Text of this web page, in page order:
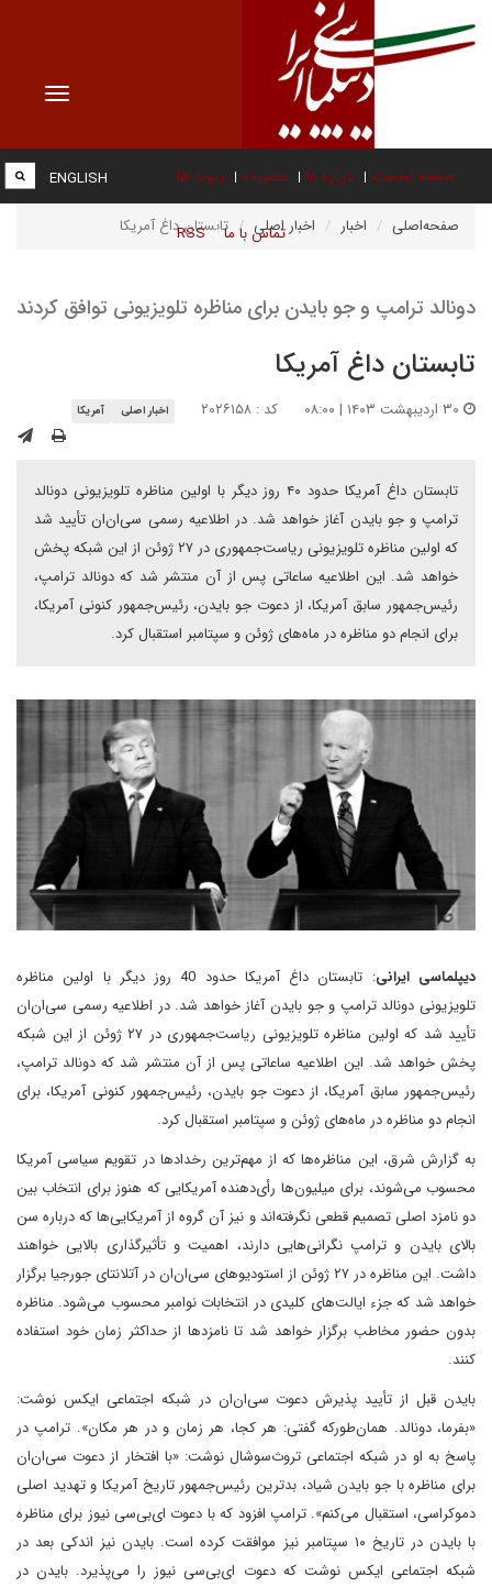
Toggle
صفحه نخست درباره ما عضویت پیوند ها
تماس با ما RSS
ENGLISH
صفحه‌اصلی اخبار اخبار اصلی تابستان داغ آمریکا
دونالد ترامپ و جو بایدن برای مناظره تلویزیونی توافق کردند
تابستان داغ آمریکا
کد : ۲۰۲۶۱۵۸ اخبار اصلی آمریکا
تابستان داغ آمریکا حدود ۴۰ روز دیگر با اولین مناظره تلویزیونی دونالد
ترامپ و جو بایدن آغاز خواهد شد. در اطلاعیه رسمی سی‌ان‌ان تأیید شد
که اولین مناظره تلویزیونی ریاست‌جمهوری در ۲۷ ژوئن از این شبکه پخش
خواهد شد. این اطلاعیه ساعاتی پس از آن منتشر شد که دونالد ترامپ،
رئیس‌جمهور سابق آمریکا، از دعوت جو بایدن، رئیس‌جمهور کنونی آمریکا،
برای انجام دو مناظره در ماه‌های ژوئن و سپتامبر استقبال کرد.
دیپلماسی ایرانی
: تابستان داغ آمریکا حدود 40 روز دیگر با اولین مناظره
تلویزیونی دونالد ترامپ و جو بایدن آغاز خواهد شد. در اطلاعیه رسمی سی‌ان‌ان
تأیید شد که اولین مناظره تلویزیونی ریاست‌جمهوری در ۲۷ ژوئن از این شبکه
پخش خواهد شد. این اطلاعیه ساعاتی پس از آن منتشر شد که دونالد ترامپ،
رئیس‌جمهور سابق آمریکا، از دعوت جو بایدن، رئیس‌جمهور کنونی آمریکا، برای
انجام دو مناظره در ماه‌های ژوئن و سپتامبر استقبال کرد.
به گزارش شرق، این مناظره‌ها که از مهم‌ترین رخداد‌ها در تقویم سیاسی آمریکا
محسوب می‌شوند، برای میلیون‌ها رأی‌دهنده آمریکایی که هنوز برای انتخاب بین
دو نامزد اصلی تصمیم قطعی نگرفته‌اند و نیز آن گروه از آمریکایی‌ها که درباره سن
بالای بایدن و ترامپ نگرانی‌هایی دارند، اهمیت و تأثیر‌گذاری بالایی خواهند
داشت. این مناظره در ۲۷ ژوئن از استودیوهای سی‌ان‌ان در آتلانتای جورجیا برگزار
خواهد شد که جزء ایالت‌های کلیدی در انتخابات نوامبر محسوب می‌شود. مناظره
بدون حضور مخاطب برگزار خواهد شد تا نامزدها از حداکثر زمان خود استفاده
کنند.
بایدن قبل از تأیید پذیرش دعوت سی‌ان‌ان در شبکه اجتماعی ایکس نوشت:
«بفرما، دونالد. همان‌طورکه گفتی: هر کجا، هر زمان و در هر مکان». ترامپ در
پاسخ به او در شبکه اجتماعی تروث‌سوشال نوشت: «با افتخار از دعوت سی‌ان‌ان
برای مناظره با جو بایدن شیاد، بدترین رئیس‌جمهور تاریخ آمریکا و تهدید اصلی
دموکراسی، استقبال می‌کنم». ترامپ افزود که با دعوت ای‌بی‌سی‌ نیوز برای مناظره
با بایدن در تاریخ ۱۰ سپتامبر نیز موافقت کرده است. بایدن نیز اندکی بعد در
شبکه اجتماعی ایکس نوشت که دعوت ای‌بی‌سی‌ نیوز را می‌پذیرد. بایدن در